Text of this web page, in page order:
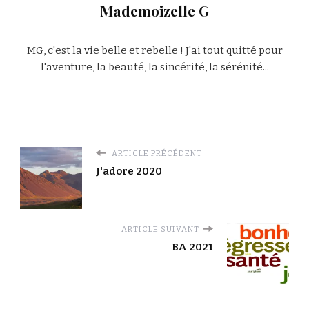
Mademoizelle G
MG, c'est la vie belle et rebelle ! J'ai tout quitté pour
l'aventure, la beauté, la sincérité, la sérénité...
ARTICLE PRÉCÉDENT
J'adore 2020
ARTICLE SUIVANT
BA 2021